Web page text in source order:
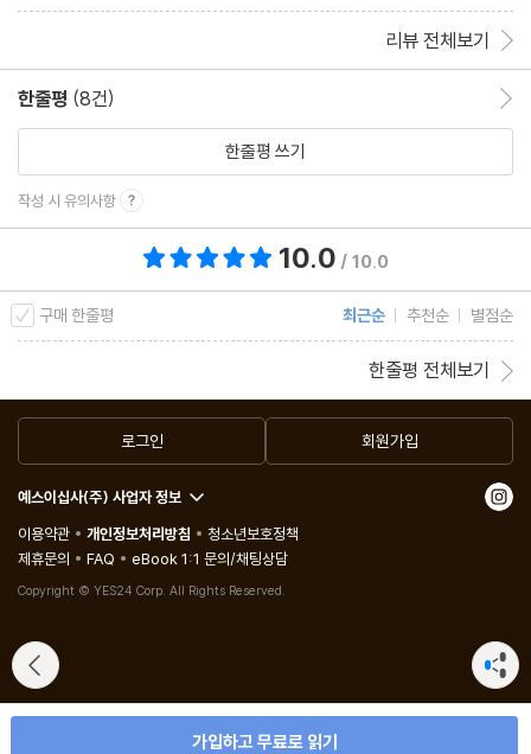
8. 5·10남한단독선거 거부투쟁
10. 바비큐 작전
13. 수색에서 지다
리뷰 전체보기
한줄평 (8건)
한줄평 쓰기
작성 시 유의사항
10.0 / 10.0
구매 한줄평 최근순 추천순 별점순
한줄평 전체보기
가입하고 무료로 읽기
로그인 회원가입
예스이십사(주) 사업자 정보
이용약관
개인정보처리방침
청소년보호정책
제휴문의
FAQ eBook 1:1 문의/채팅상담
Copyright © YES24 Corp. All Rights Reserved.